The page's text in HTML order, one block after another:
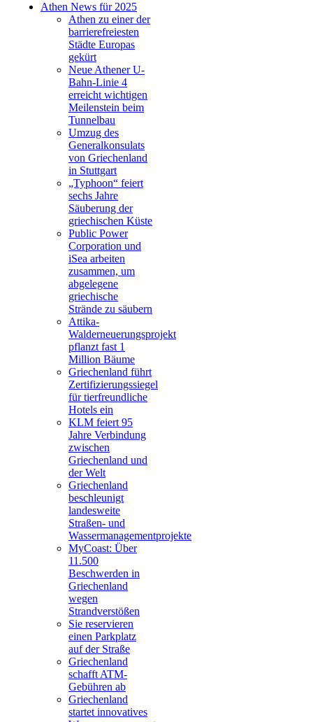
Athen News für 2025
Athen zu einer der
barrierefreiesten
Städte Europas
gekürt
Neue Athener U-
Bahn-Linie 4
erreicht wichtigen
Meilenstein beim
Tunnelbau
Umzug des
Generalkonsulats
von Griechenland
in Stuttgart
„Typhoon“ feiert
sechs Jahre
Säuberung der
griechischen Küste
Public Power
Corporation und
iSea arbeiten
zusammen, um
abgelegene
griechische
Strände zu säubern
Attika-
Walderneuerungsprojekt
pflanzt fast 1
Million Bäume
Griechenland führt
Zertifizierungssiegel
für tierfreundliche
Hotels ein
KLM feiert 95
Jahre Verbindung
zwischen
Griechenland und
der Welt
Griechenland
beschleunigt
landesweite
Straßen- und
Wassermanagementprojekte
MyCoast: Über
11.500
Beschwerden in
Griechenland
wegen
Strandverstößen
Sie reservieren
einen Parkplatz
auf der Straße
Griechenland
schafft ATM-
Gebühren ab
Griechenland
startet innovatives